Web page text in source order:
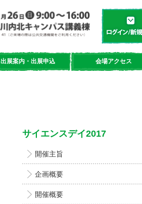
学都「仙台・宮
出展案内・出展申込 会場アクセス
サイエンスデイ2017
開催主旨
企画概要
開催概要